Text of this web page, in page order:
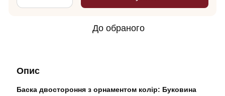
До обраного
Опис
Баска двостороння з орнаментом колір: Буковина